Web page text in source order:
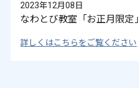
2023年12月08日
なわとび教室「お正月限定」
詳しくはこちらをご覧ください